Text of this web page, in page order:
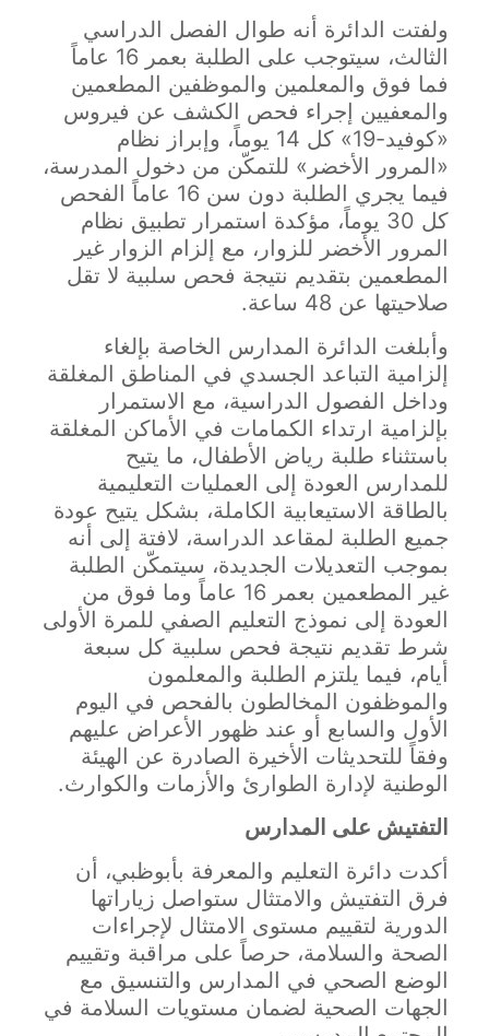
ولفتت الدائرة أنه طوال الفصل الدراسي
الثالث، سيتوجب على الطلبة بعمر 16 عاماً
فما فوق والمعلمين والموظفين المطعمين
والمعفيين إجراء فحص الكشف عن فيروس
«كوفيد-19» كل 14 يوماً، وإبراز نظام
«المرور الأخضر» للتمكّن من دخول المدرسة،
فيما يجري الطلبة دون سن 16 عاماً الفحص
كل 30 يوماً، مؤكدة استمرار تطبيق نظام
المرور الأخضر للزوار، مع إلزام الزوار غير
المطعمين بتقديم نتيجة فحص سلبية لا تقل
صلاحيتها عن 48 ساعة.
وأبلغت الدائرة المدارس الخاصة بإلغاء
إلزامية التباعد الجسدي في المناطق المغلقة
وداخل الفصول الدراسية، مع الاستمرار
بإلزامية ارتداء الكمامات في الأماكن المغلقة
باستثناء طلبة رياض الأطفال، ما يتيح
للمدارس العودة إلى العمليات التعليمية
بالطاقة الاستيعابية الكاملة، بشكل يتيح عودة
جميع الطلبة لمقاعد الدراسة، لافتة إلى أنه
بموجب التعديلات الجديدة، سيتمكّن الطلبة
غير المطعمين بعمر 16 عاماً وما فوق من
العودة إلى نموذج التعليم الصفي للمرة الأولى
شرط تقديم نتيجة فحص سلبية كل سبعة
أيام، فيما يلتزم الطلبة والمعلمون
والموظفون المخالطون بالفحص في اليوم
الأول والسابع أو عند ظهور الأعراض عليهم
وفقاً للتحديثات الأخيرة الصادرة عن الهيئة
الوطنية لإدارة الطوارئ والأزمات والكوارث.
التفتيش على المدارس
أكدت دائرة التعليم والمعرفة بأبوظبي، أن
فرق التفتيش والامتثال ستواصل زياراتها
الدورية لتقييم مستوى الامتثال لإجراءات
الصحة والسلامة، حرصاً على مراقبة وتقييم
الوضع الصحي في المدارس والتنسيق مع
الجهات الصحية لضمان مستويات السلامة في